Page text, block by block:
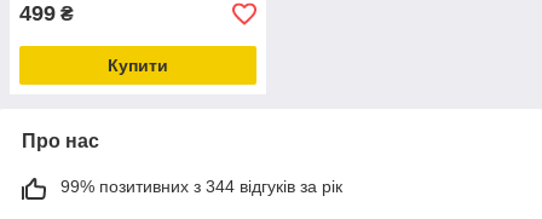
499 ₴
Купити
Про нас
99% позитивних з 344 відгуків за рік